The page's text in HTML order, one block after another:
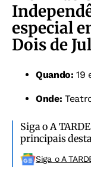
especial
Dois de
Quando:19
Onde:
Siga o A
principais
Siga o A